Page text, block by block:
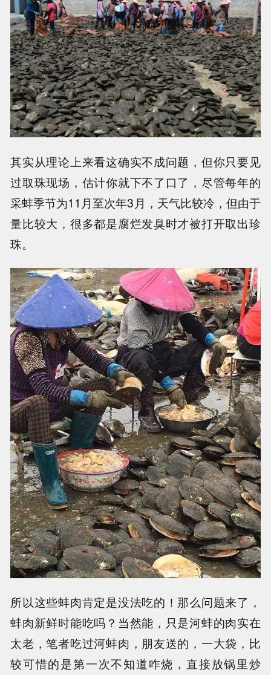
其实从理论上来看这确实不成问题，但你只要见
过取珠现场，估计你就下不了口了，尽管每年的
采蚌季节为11月至次年3月，天气比较冷，但由于
量比较大，很多都是腐烂发臭时才被打开取出珍
珠。
所以这些蚌肉肯定是没法吃的！那么问题来了，
蚌肉新鲜时能吃吗？当然能，只是河蚌的肉实在
太老，笔者吃过河蚌肉，朋友送的，一大袋，比
较可惜的是第一次不知道咋烧，直接放锅里炒